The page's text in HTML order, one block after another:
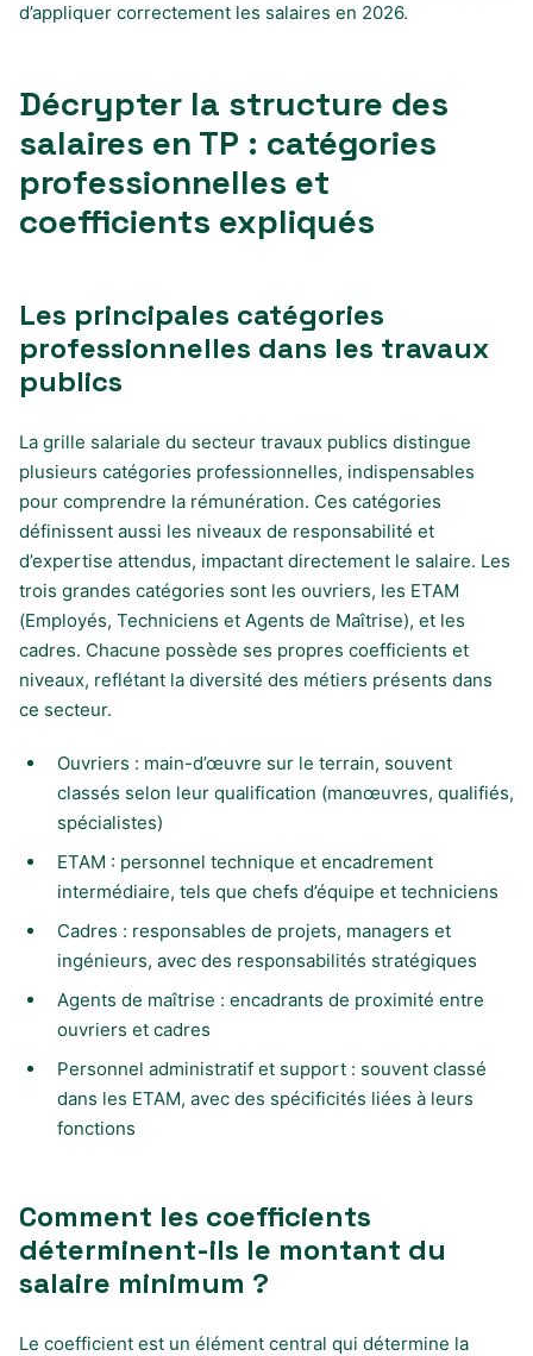
d’appliquer correctement les salaires en 2026.
Décrypter la structure des
salaires en TP : catégories
professionnelles et
coefficients expliqués
Les principales catégories
professionnelles dans les travaux
publics
La grille salariale du secteur travaux publics distingue
plusieurs catégories professionnelles, indispensables
pour comprendre la rémunération. Ces catégories
définissent aussi les niveaux de responsabilité et
d’expertise attendus, impactant directement le salaire. Les
trois grandes catégories sont les ouvriers, les ETAM
(Employés, Techniciens et Agents de Maîtrise), et les
cadres. Chacune possède ses propres coefficients et
niveaux, reflétant la diversité des métiers présents dans
ce secteur.
Ouvriers : main-d’œuvre sur le terrain, souvent
classés selon leur qualification (manœuvres, qualifiés,
spécialistes)
ETAM : personnel technique et encadrement
intermédiaire, tels que chefs d’équipe et techniciens
Cadres : responsables de projets, managers et
ingénieurs, avec des responsabilités stratégiques
Agents de maîtrise : encadrants de proximité entre
ouvriers et cadres
Personnel administratif et support : souvent classé
dans les ETAM, avec des spécificités liées à leurs
fonctions
Comment les coefficients
déterminent-ils le montant du
salaire minimum ?
Le coefficient est un élément central qui détermine la